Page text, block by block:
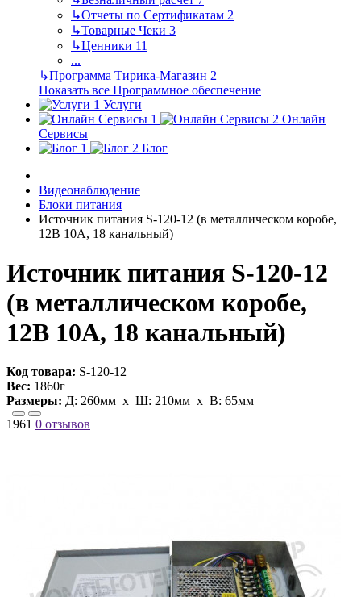
↳Отчеты по Сертификатам 2
↳Товарные Чеки 3
↳Ценники 11
...
↳Программа Тирика-Магазин 2
Показать все Программное обеспечение
Услуги
Онлайн
Сервисы
Блог
Видеонаблюдение
Блоки питания
Источник питания S-120-12 (в металлическом коробе,
12В 10A, 18 канальный)
Источник питания S-120-12
(в металлическом коробе,
12В 10A, 18 канальный)
Код товара: S-120-12
Вес: 1860г
Размеры: Д: 260мм х Ш: 210мм x В: 65мм
1961 0 отзывов